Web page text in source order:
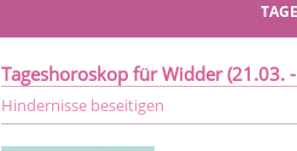
Tageshoroskop für Widder (21.03.
Hindernisse beseitigen